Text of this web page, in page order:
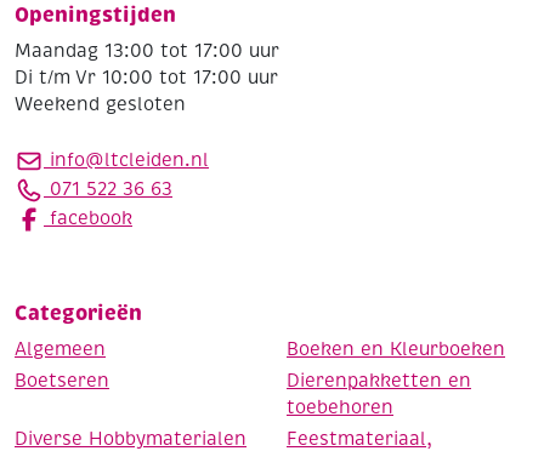
Openingstijden
Maandag 13:00 tot 17:00 uur
Di t/m Vr 10:00 tot 17:00 uur
Weekend gesloten
info@ltcleiden.nl
071 522 36 63
facebook
Categorieën
Algemeen
Boeken en Kleurboeken
Boetseren
Dierenpakketten en
toebehoren
Diverse Hobbymaterialen
Feestmateriaal,